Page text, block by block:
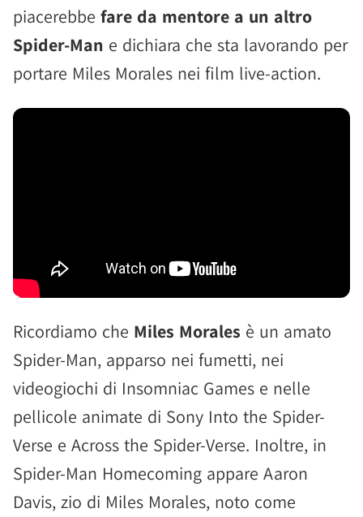
piacerebbe fare da mentore a un altro
Spider-Man e dichiara che sta lavorando per
portare Miles Morales nei film live-action.
Ricordiamo che Miles Morales è un amato
Spider-Man, apparso nei fumetti, nei
videogiochi di Insomniac Games e nelle
pellicole animate di Sony Into the Spider-
Verse e Across the Spider-Verse. Inoltre, in
Spider-Man Homecoming appare Aaron
Davis, zio di Miles Morales, noto come